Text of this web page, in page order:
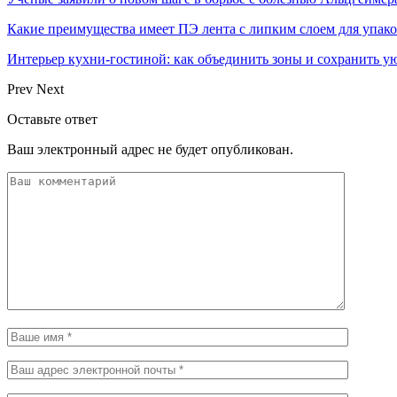
Какие преимущества имеет ПЭ лента с липким слоем для
Интерьер кухни-гостиной: как объединить зоны и сохранить
Prev Next
Оставьте ответ
Ваш электронный адрес не будет опубликован.